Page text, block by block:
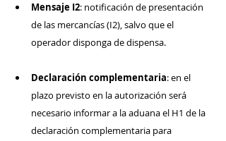
Mensaje I2: notificación de presentación
de las mercancías (I2), salvo que el
operador disponga de dispensa.
Declaración complementaria: en el
plazo previsto en la autorización será
necesario informar a la aduana el H1 de la
declaración complementaria para